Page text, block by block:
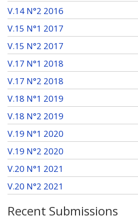
V.14 N°2 2016
V.15 N°1 2017
V.15 N°2 2017
V.17 N°1 2018
V.17 N°2 2018
V.18 N°1 2019
V.18 N°2 2019
V.19 N°1 2020
V.19 N°2 2020
V.20 N°1 2021
V.20 N°2 2021
Recent Submissions